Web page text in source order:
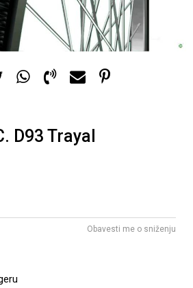
D93 Trayal
Obavesti me o sniženju